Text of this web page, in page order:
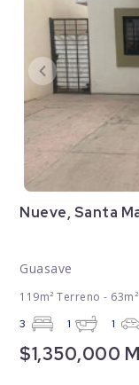
Nueve, Santa
Guasave
119m² Terreno -
3 1 1
$1,350,000